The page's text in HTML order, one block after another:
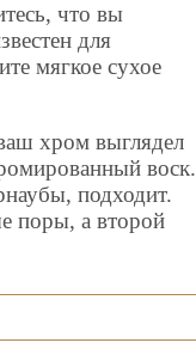
что вы
для
мягкое сухое
хром выглядел
воск.
подходит.
поры, а второй